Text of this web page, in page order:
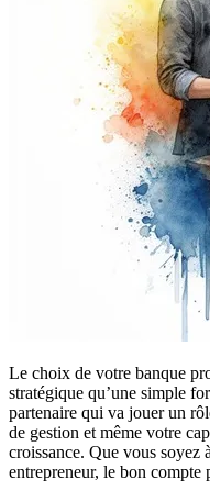
Le choix de votre banque
stratégique qu’une simple
partenaire qui va jouer un
de gestion et même votre
croissance. Que vous soyez
entrepreneur, le bon